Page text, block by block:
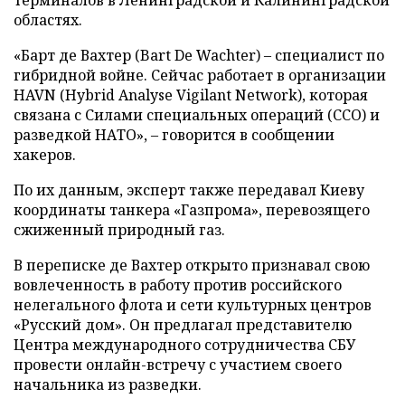
областях.
«Барт де Вахтер (Bart De Wachter) – специалист по
гибридной войне. Сейчас работает в организации
HAVN (Hybrid Analyse Vigilant Network), которая
связана с Силами специальных операций (ССО) и
разведкой НАТО», – говорится в сообщении
хакеров.
По их данным, эксперт также передавал Киеву
координаты танкера «Газпрома», перевозящего
сжиженный природный газ.
В переписке де Вахтер открыто признавал свою
вовлеченность в работу против российского
нелегального флота и сети культурных центров
«Русский дом». Он предлагал представителю
Центра международного сотрудничества СБУ
провести онлайн-встречу с участием своего
начальника из разведки.